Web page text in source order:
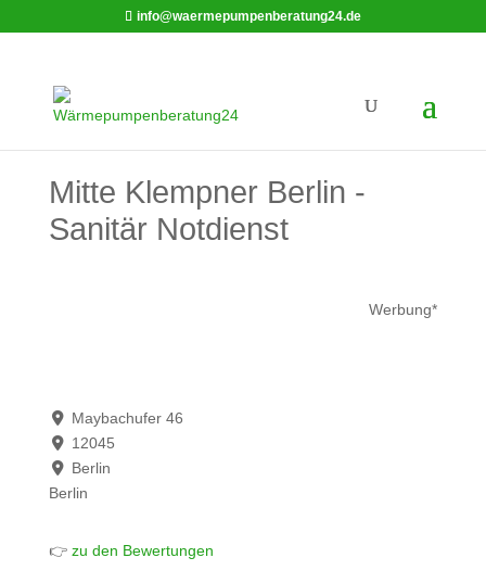
info@waermepumpenberatung24.de
Mitte Klempner Berlin -
Sanitär Notdienst
Werbung*
Maybachufer 46
12045
Berlin
Berlin
👉zu den Bewertungen